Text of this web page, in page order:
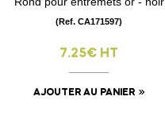
(Ref. CA171597)
7.25€ HT
AJOUTER AU PANIER